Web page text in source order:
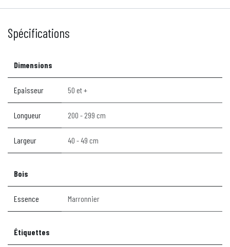
Spécifications
Dimensions
Epaisseur 50 et +
Longueur 200 - 299 cm
Largeur 40 - 49 cm
Bois
Essence Marronnier
Étiquettes